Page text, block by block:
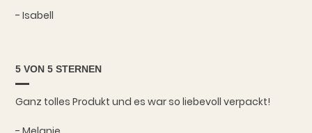
- Isabell
5 VON 5 STERNEN
Ganz tolles Produkt und es war so liebevoll verpackt!